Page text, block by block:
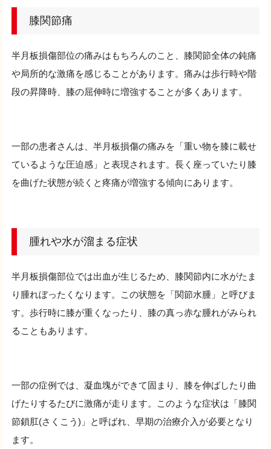
膝関節痛
半月板損傷部位の痛みはもちろんのこと、膝関節全体の鈍痛
や局所的な激痛を感じることがあります。痛みは歩行時や階
段の昇降時、膝の屈伸時に増強することが多くあります。
一部の患者さんは、半月板損傷の痛みを「重い物を膝に載せ
ているような圧迫感」と表現されます。長く座っていたり膝
を曲げた状態が続くと疼痛が増強する傾向にあります。
腫れや水が溜まる症状
半月板損傷部位では出血が生じるため、膝関節内に水がたま
り腫れぼったくなります。この状態を「関節水腫」と呼びま
す。歩行時に膝が重くなったり、膝の真っ赤な腫れがみられ
ることもあります。
一部の症例では、凝血塊ができて固まり、膝を伸ばしたり曲
げたりするたびに激痛が走ります。このような症状は「膝関
節鎖肛(さくこう)」と呼ばれ、早期の治療介入が必要となり
ます。